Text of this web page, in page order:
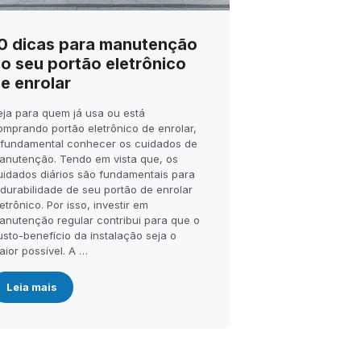
dicas para manutenção
seu portão eletrônico
enrolar
para quem já usa ou está
portão eletrônico de enrolar,
conhecer os cuidados de
Tendo em vista que, os
diários são fundamentais para
de seu portão de enrolar
Por isso, investir em
regular contribui para que o
benefício da instalação seja o
possível. A …
Leia mais